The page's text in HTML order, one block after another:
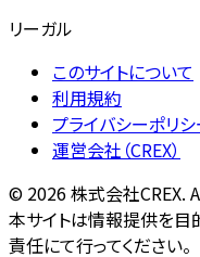
リーガル
このサイトについて
利用規約
プライバシーポリシ
運営会社（CREX）
© 2026株式会社CREX.
本サイトは情報提供を目
責任にて行ってください。